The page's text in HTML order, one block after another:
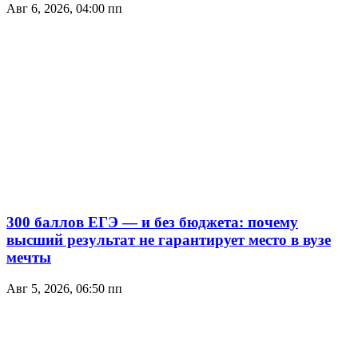
Авг 6, 2026, 04:00 пп
300 баллов ЕГЭ — и без бюджета: почему
высший результат не гарантирует место в вузе
мечты
Авг 5, 2026, 06:50 пп